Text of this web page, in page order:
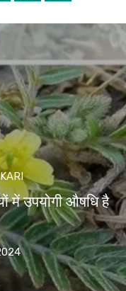
में उपयोगी औषधि है